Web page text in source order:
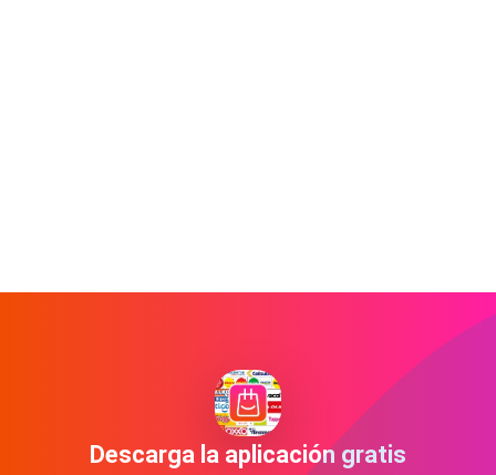
Descarga la aplicación gratis